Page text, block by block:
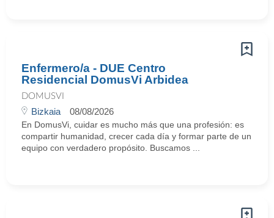
Enfermero/a - DUE Centro
Residencial DomusVi Arbidea
DOMUSVI
Bizkaia 08/08/2026
En DomusVi, cuidar es mucho más que una profesión: es
compartir humanidad, crecer cada día y formar parte de un
equipo con verdadero propósito. Buscamos ...